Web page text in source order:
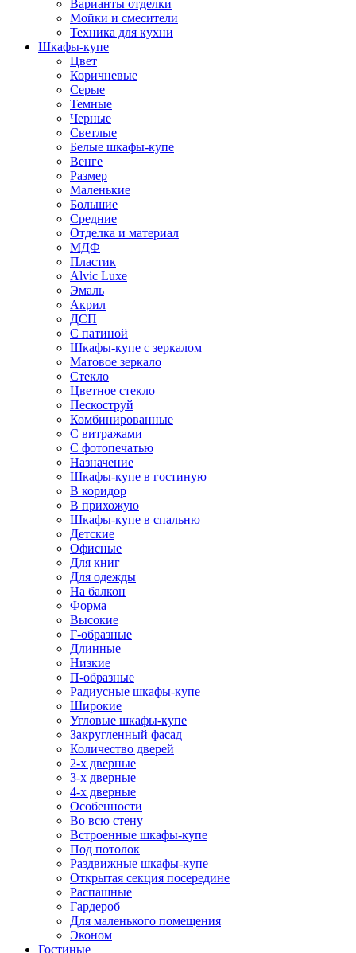
Варианты отделки
Мойки и смесители
Техника для кухни
Шкафы-купе
Цвет
Коричневые
Серые
Темные
Черные
Светлые
Белые шкафы-купе
Венге
Размер
Маленькие
Большие
Средние
Отделка и материал
МДФ
Пластик
Alvic Luxe
Эмаль
Акрил
ДСП
С патиной
Шкафы-купе с зеркалом
Матовое зеркало
Стекло
Цветное стекло
Пескоструй
Комбинированные
С витражами
С фотопечатью
Назначение
Шкафы-купе в гостиную
В коридор
В прихожую
Шкафы-купе в спальню
Детские
Офисные
Для книг
Для одежды
На балкон
Форма
Высокие
Г-образные
Длинные
Низкие
П-образные
Радиусные шкафы-купе
Широкие
Угловые шкафы-купе
Закругленный фасад
Количество дверей
2-х дверные
3-х дверные
4-х дверные
Особенности
Во всю стену
Встроенные шкафы-купе
Под потолок
Раздвижные шкафы-купе
Открытая секция посередине
Распашные
Гардероб
Для маленького помещения
Эконом
Гостиные